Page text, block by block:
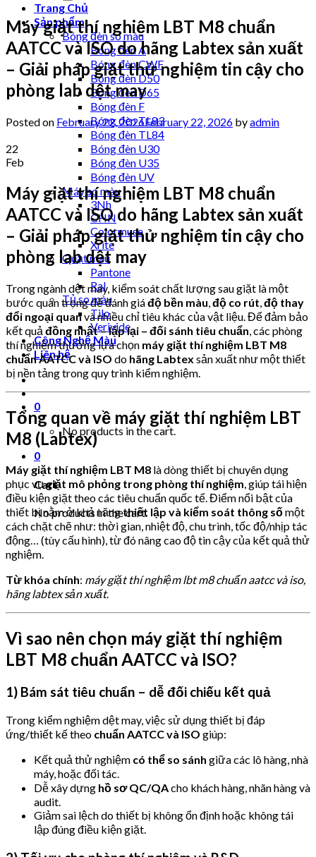
Trang Chủ
Sản phẩm
Bóng đèn so màu
Bóng đèn A
Bóng đèn CWF
Bóng đèn D50
Bóng đèn D65
Bóng đèn F
Bóng đèn TL83
Bóng đèn TL84
Bóng đèn U30
Bóng đèn U35
Bóng đèn UV
Máy so màu
3Nh
CHN
Colormuse
Xrite
Quạt màu
Pantone
Ral
Tủ so màu
Tilo
Verivide
Công Nghệ Màu
Liên hệ
0
No products in the cart.
0
Cart
No products in the cart.
Máy giặt thí nghiệm LBT M8 chuẩn
AATCC và ISO do hãng Labtex sản xuất
– Giải pháp giặt thử nghiệm tin cậy cho
phòng lab dệt may
Posted on February 22, 2026February 22, 2026 byadmin
22
Feb
Máy giặt thí nghiệm LBT M8 chuẩn
AATCC và ISO do hãng Labtex sản xuất
– Giải pháp giặt thử nghiệm tin cậy cho
phòng lab dệt may
Trong ngành dệt may, kiểm soát chất lượng sau giặt là một
bước quan trọng để đánh giáđộ bền màu,độ co rút,độ thay
đổi ngoại quanvà nhiều chỉ tiêu khác của vật liệu. Để đảm bảo
kết quả đồng nhất – lặp lại – đối sánh tiêu chuẩn, các phòng
thí nghiệm thường lựa chọn máy giặt thí nghiệm LBT M8
chuẩn AATCC và ISO do hãng Labtex sản xuất như một thiết
bị nền tảng trong quy trình kiểm nghiệm.
Tổng quan về máy giặt thí nghiệm LBT
M8 (Labtex)
Máy giặt thí nghiệm LBT M8 là dòng thiết bị chuyên dụng
phục vụgiặt mô phỏng trong phòng thí nghiệm, giúp tái hiện
điều kiện giặt theo các tiêu chuẩn quốc tế. Điểm nổi bật của
thiết bị nằm ở khả năngthiết lập và kiểm soát thông sốmột
cách chặt chẽ như: thời gian, nhiệt độ, chu trình, tốc độ/nhịp tác
động… (tùy cấu hình), từ đó nâng cao độ tin cậy của kết quả thử
nghiệm.
Từ khóa chính: máy giặt thí nghiệm lbt m8 chuẩn aatcc và iso,
hãng labtex sản xuất.
Vì sao nên chọn máy giặt thí nghiệm
LBT M8 chuẩn AATCC và ISO?
1) Bám sát tiêu chuẩn – dễ đối chiếu kết quả
Trong kiểm nghiệm dệt may, việc sử dụng thiết bị đáp
ứng/thiết kế theo chuẩn AATCC và ISO giúp:
Kết quả thử nghiệm có thể so sánh giữa các lô hàng, nhà
máy, hoặc đối tác.
Dễ xây dựng hồ sơ QC/QAcho khách hàng, nhãn hàng và
audit.
Giảm sai lệch do thiết bị không ổn định hoặc không tái
lập đúng điều kiện giặt.